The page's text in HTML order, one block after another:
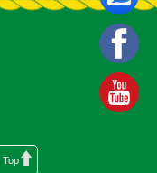
Top